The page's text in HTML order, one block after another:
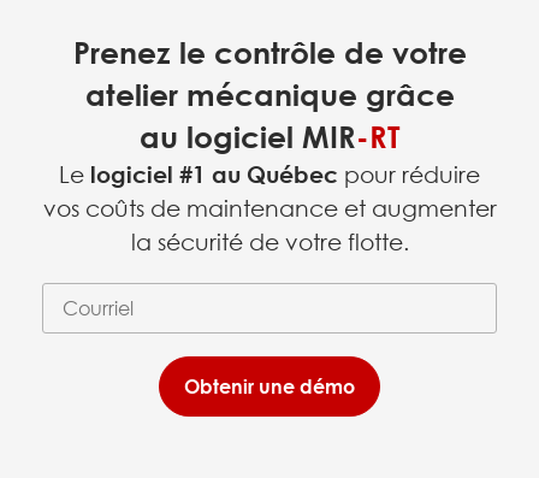
Prenez le contrôle de votre
atelier mécanique grâce
au logiciel MIR-RT
Le logiciel #1 au Québec pour réduire
vos coûts de maintenance et augmenter
la sécurité de votre flotte.
Courriel
Obtenir une démo